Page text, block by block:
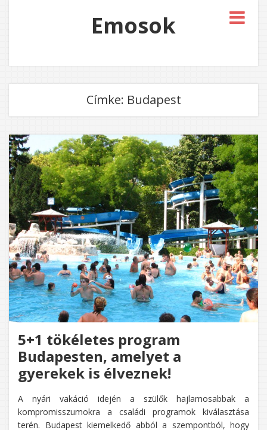
Emosok
Címke: Budapest
5+1 tökéletes program
Budapesten, amelyet a
gyerekek is élveznek!
A nyári vakáció idején a szülők hajlamosabbak a
kompromisszumokra a családi programok kiválasztása
terén. Budapest kiemelkedő abból a szempontból, hogy